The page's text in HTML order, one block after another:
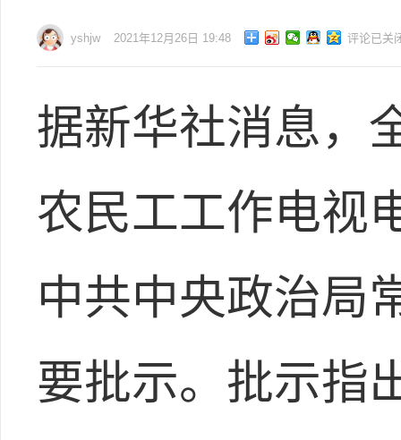
yshjw 2021年12月26日 19:48 评论已关
据新华社消息，
农民工工作电视
中共中央政治局
要批示。批示指